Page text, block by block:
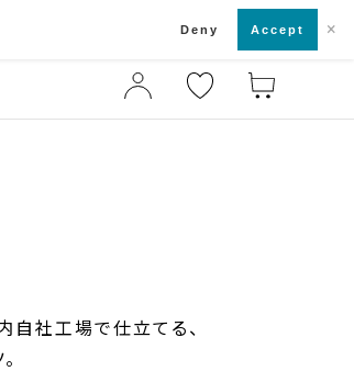
自社工場で仕立てる、
Deny Accept ×